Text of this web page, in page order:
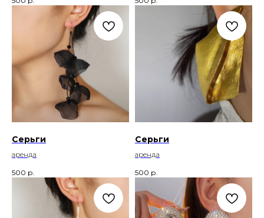
Серьги
аренда
500 р.
Серьги
аренда
500 р.